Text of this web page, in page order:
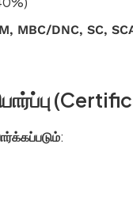
MBC/DNC, SC,
: